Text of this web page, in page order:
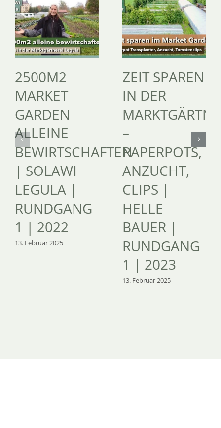
2500M2
MARKET
GARDEN
ALLEINE
BEWIRTSCHAFTEN
| SOLAWI
LEGULA |
RUNDGANG
1 | 2022
13. Februar 2025
ZEIT SPAREN
IN DER
–
PAPERPOTS,
ANZUCHT,
CLIPS |
HELLE
BAUER |
RUNDGANG
1 | 2023
13. Februar 2025